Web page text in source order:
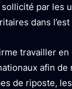
par les
dans l’est
travailler
afin de
de riposte,